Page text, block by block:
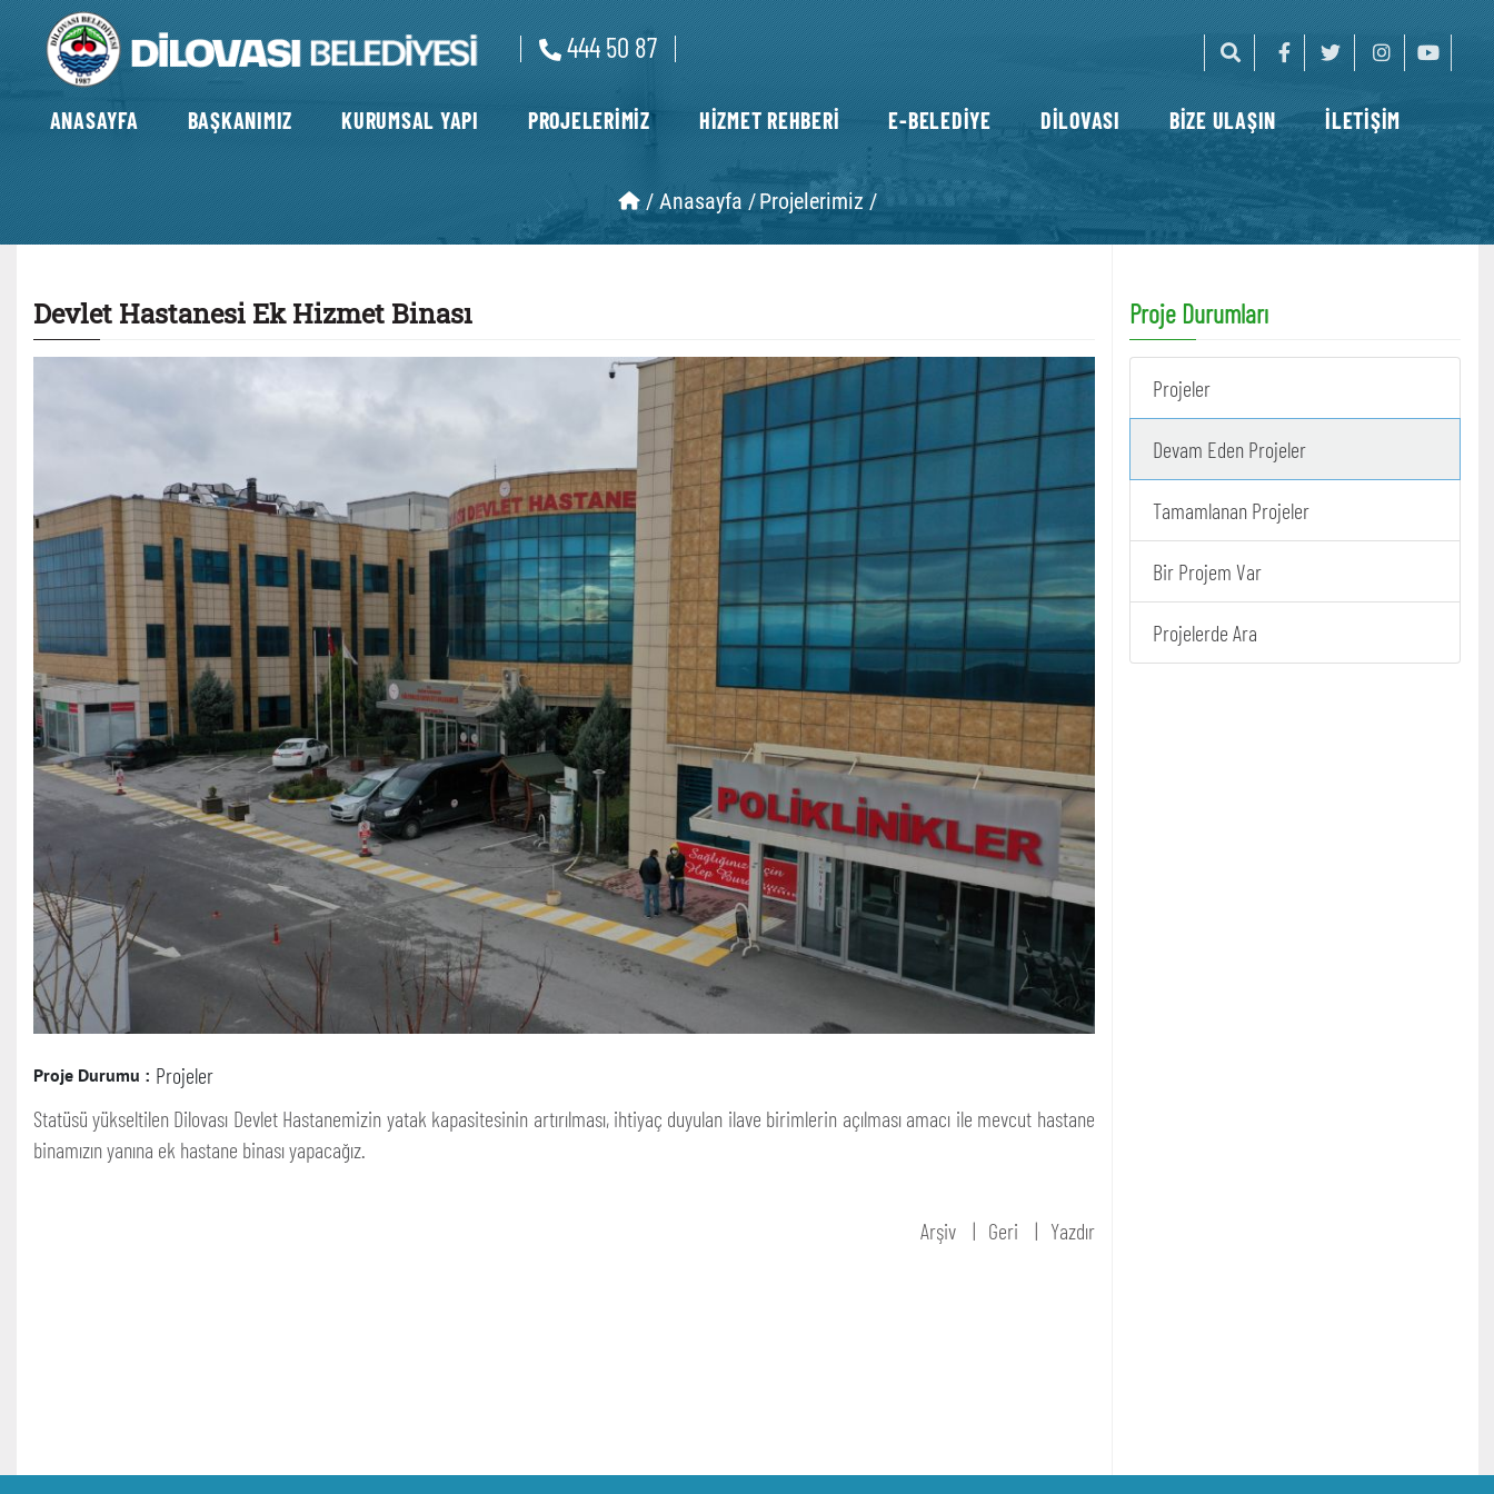
444 50 87
ANASAYFA BAŞKANIMIZ KURUMSAL YAPI PROJELERİMİZ HİZMET REHBERİ E-BELEDİYE DİLOVASI BİZE ULAŞIN İLETİŞİM
/Anasayfa /Projelerimiz /
Devlet Hastanesi Ek Hizmet Binası
Proje Durumu : Projeler
Statüsü yükseltilen Dilovası Devlet Hastanemizin yatak kapasitesinin artırılması, ihtiyaç duyulan ilave birimlerin açılması amacı ile mevcut hastane
binamızın yanına ek hastane binası yapacağız.
Arşiv Geri Yazdır
Proje Durumları
Projeler
Devam Eden Projeler
Tamamlanan Projeler
Bir Projem Var
Projelerde Ara